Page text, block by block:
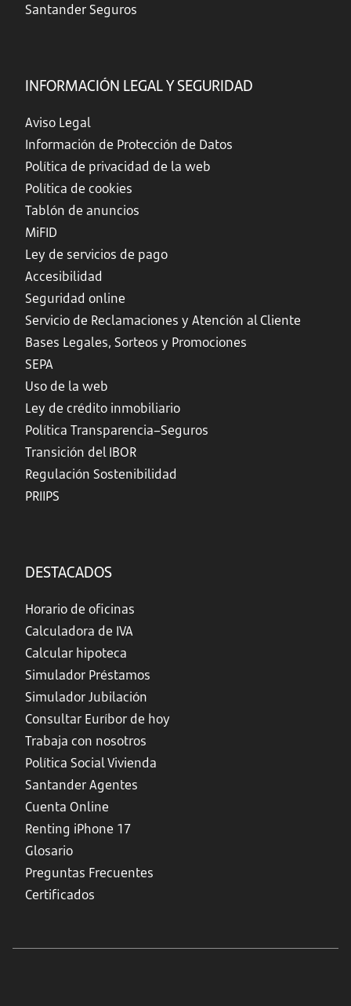
Santander Seguros
INFORMACIÓN LEGAL Y SEGURIDAD
Aviso Legal
Información de Protección de Datos
Política de privacidad de la web
Política de cookies
Tablón de anuncios
MiFID
Ley de servicios de pago
Accesibilidad
Seguridad online
Servicio de Reclamaciones y Atención al Cliente
Bases Legales, Sorteos y Promociones
SEPA
Uso de la web
Ley de crédito inmobiliario
Política Transparencia–Seguros
Transición del IBOR
Regulación Sostenibilidad
PRIIPS
DESTACADOS
Horario de oficinas
Calculadora de IVA
Calcular hipoteca
Simulador Préstamos
Simulador Jubilación
Consultar Euríbor de hoy
Trabaja con nosotros
Política Social Vivienda
Santander Agentes
Cuenta Online
Renting iPhone 17
Glosario
Preguntas Frecuentes
Certificados